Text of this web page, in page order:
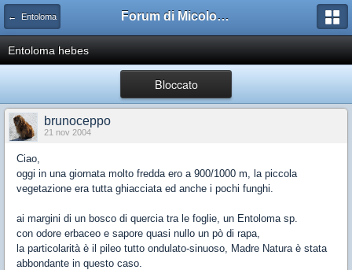
← Entoloma Forum di Micologia AMB Gruppo di Muggia e del Carso
Entoloma hebes
Bloccato
brunoceppo
21 nov 2004
Ciao,
oggi in una giornata molto fredda ero a 900/1000 m, la piccola
vegetazione era tutta ghiacciata ed anche i pochi funghi.
ai margini di un bosco di quercia tra le foglie, un Entoloma sp.
con odore erbaceo e sapore quasi nullo un pò di rapa,
la particolarità è il pileo tutto ondulato-sinuoso, Madre Natura è stata
abbondante in questo caso.